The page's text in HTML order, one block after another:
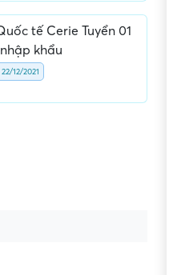
tế Cerie Tuyển 01
khẩu
12/2021
dung mô tả công việc sơ sài,